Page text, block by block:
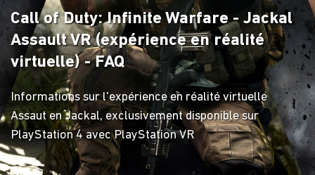
Call of Duty: Infinite Warfare - Jackal
Assault VR (expérience en réalité
virtuelle) - FAQ
Informations sur l'expérience en réalité virtuelle
Assaut en Jackal, exclusivement disponible sur
PlayStation 4 avec PlayStation VR